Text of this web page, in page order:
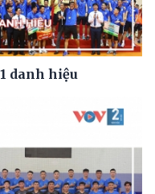
danh hiệu